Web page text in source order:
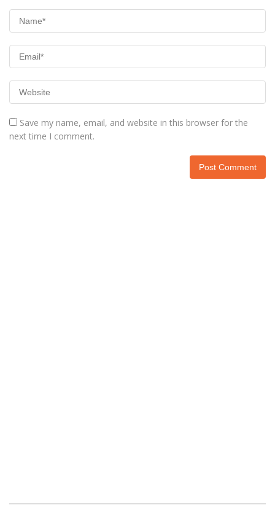
Save my name, email, and website in this browser for the
next time I comment.